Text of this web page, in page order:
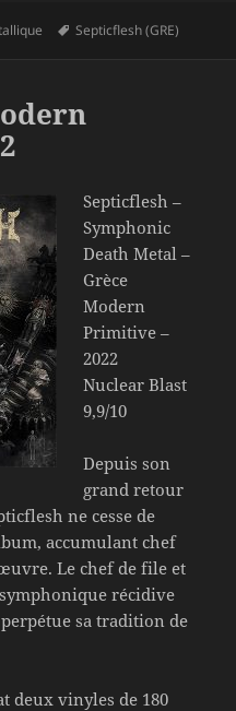
Mots-
Septicflesh (GRE)
Septicflesh –
Symphonic
Death Metal –
Grèce
Modern
Primitive –
2022
Nuclear Blast
9,9/10
Depuis son
grand retour
ne cesse de
accumulant chef
Le chef de file et
récidive
sa tradition de
deux vinyles de 180